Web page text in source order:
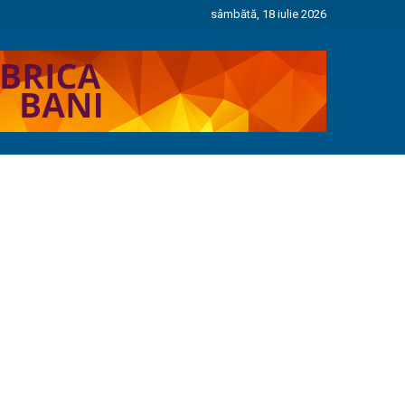
sâmbătă, 18 iulie 2026